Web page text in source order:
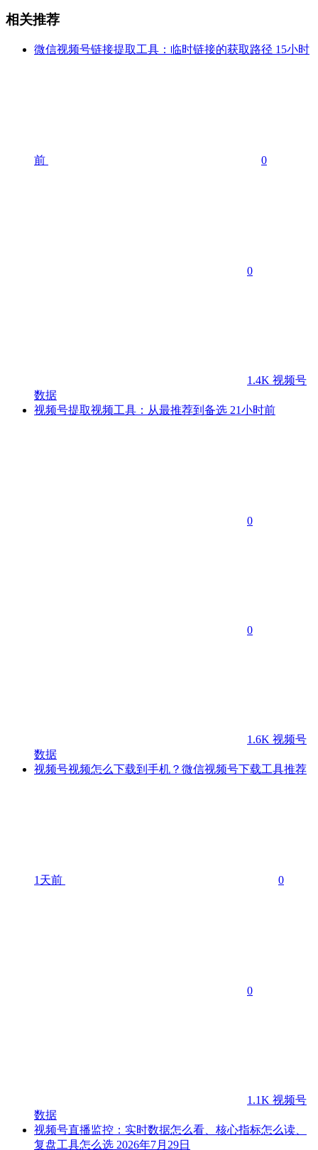
相关推荐
微信视频号链接提取工具：临时链接的获取路径 15小时
前 0
0
1.4K 视频号
数据
视频号提取视频工具：从最推荐到备选 21小时前
0
0
1.6K 视频号
数据
视频号视频怎么下载到手机？微信视频号下载工具推荐
1天前 0
0
1.1K 视频号
数据
视频号直播监控：实时数据怎么看、核心指标怎么读、
复盘工具怎么选 2026年7月29日